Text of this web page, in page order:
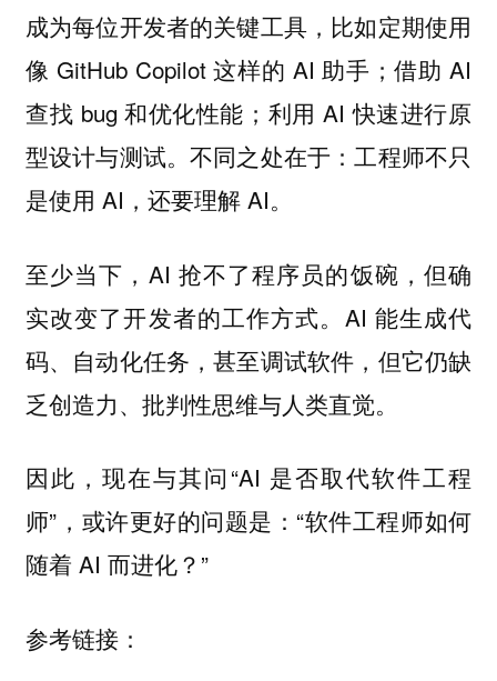
成为每位开发者的关键工具，比如定期使用
像 GitHub Copilot 这样的 AI 助手；借助 AI
查找 bug 和优化性能；利用 AI 快速进行原
型设计与测试。不同之处在于：工程师不只
是使用 AI，还要理解 AI。
至少当下，AI 抢不了程序员的饭碗，但确
实改变了开发者的工作方式。AI 能生成代
码、自动化任务，甚至调试软件，但它仍缺
乏创造力、批判性思维与人类直觉。
因此，现在与其问“AI 是否取代软件工程
师”，或许更好的问题是：“软件工程师如何
随着 AI 而进化？”
参考链接：